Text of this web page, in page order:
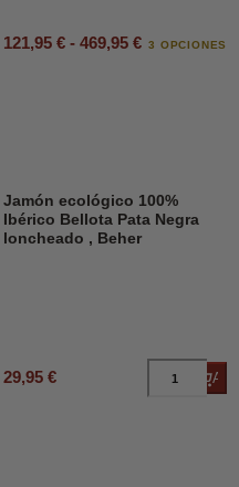
121,95 € - 469,95 € 3 OPCIONES
al carrito
Jamón ecológico 100%
Ibérico Bellota Pata Negra
loncheado , Beher
29,95 €